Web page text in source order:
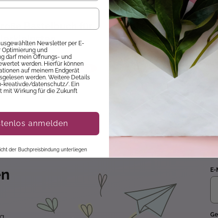
Bastelbuch für
€
Bibi & Tina - Mein
kreativer
Martinshof
Sofort Lieferbar
14,99 €
11,00 €
Newsletter per E-
Optimierung und
darf mein Öffnungs- und
werden. Hierfür können
auf meinem Endgerät
werden. Weitere Details
kreativ.de/datenschutz/. Ein
mit Wirkung für die Zukunft
anmelden
der Buchpreisbindung unterliegen